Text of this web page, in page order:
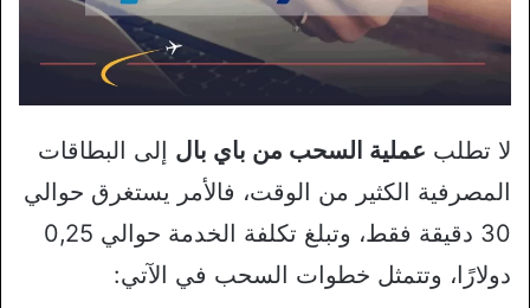
لا تطلب عملية السحب من باي بال إلى البطاقات
المصرفية الكثير من الوقت، فالأمر يستغرق حوالي
30 دقيقة فقط، وتبلغ تكلفة الخدمة حوالي 0,25
دولارًا، وتتمثل خطوات السحب في الآتي: